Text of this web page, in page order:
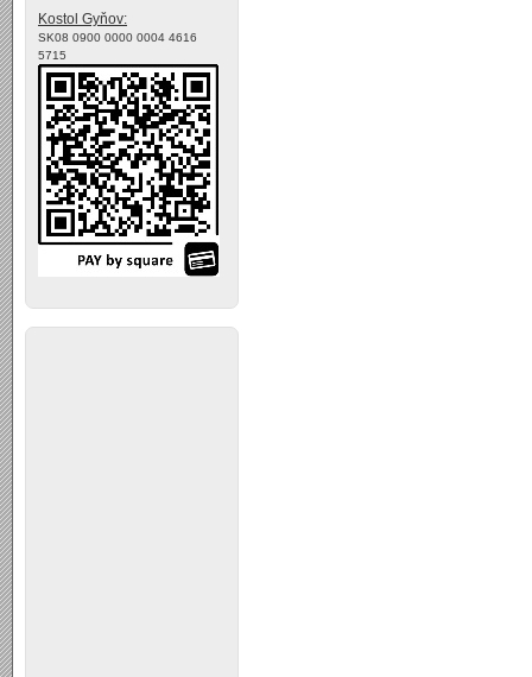
Kostol Gyňov:
SK08 0900 0000 0004 4616
5715